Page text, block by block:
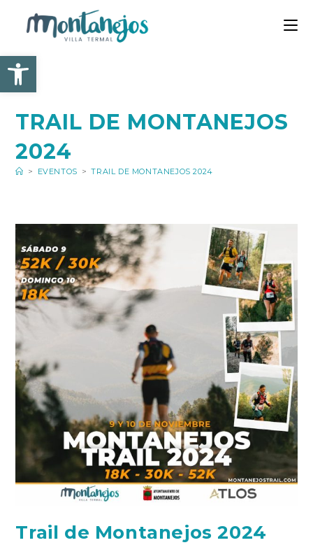
Abrir barra de
TRAIL DE MONTANEJOS
2024
> EVENTOS > TRAIL DE MONTANEJOS 2024
Trail de Montanejos 2024